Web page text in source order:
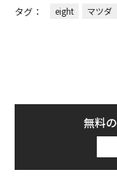
タグ： eight マツダ
無料